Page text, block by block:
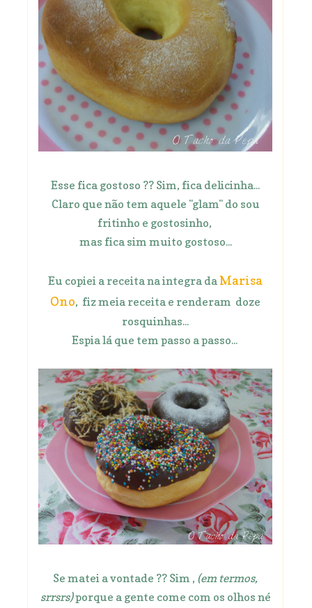
Esse fica gostoso ?? Sim, fica delicinha...
Claro que não tem aquele "glam" do sou
fritinho e gostosinho,
mas fica sim muito gostoso...
Eu copiei a receita na integra daMarisa
Ono, fiz meia receita e renderam doze
rosquinhas...
Espia lá que tem passo a passo...
Se matei a vontade ?? Sim , (em termos,
srrsrs)porque a gente come com os olhos né